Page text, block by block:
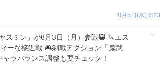
8月5日(水) 6:23
スミン」が8月3日（月）参戦🥷 🔪エス
ーな接近戦 🎮剣戟アクション「鬼武
ラバランス調整も要チェック！